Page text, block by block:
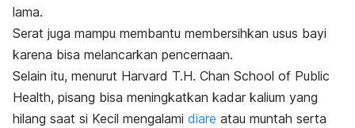
lama.
Serat juga mampu membantu membersihkan usus bayi
karena bisa melancarkan pencernaan.
Selain itu, menurut Harvard T.H. Chan School of Public
Health, pisang bisa meningkatkan kadar kalium yang
hilang saat si Kecil mengalami diare atau muntah serta